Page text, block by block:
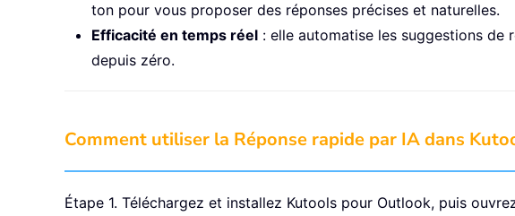
ton pour vous proposer des réponses précises et naturelles.
Efficacité en temps réel : elle automatise les suggestions de
depuis zéro.
Comment utiliser la Réponse rapide par IA dans
Étape 1. Téléchargez et installez Kutools pour Outlook, puis